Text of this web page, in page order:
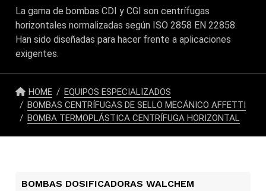
La gama de bombas CDI y CGI son centrífugas
horizontales normalizadas según ISO 2858 EN 22858.
Han sido diseñadas para hacer frente a aplicaciones
exigentes.
HOME
EQUIPOS ESPECIALIZADOS
BOMBAS CENTRÍFUGAS DE SELLO MECÁNICO AFFETTI
BOMBA TERMOPLÁSTICA CENTRÍFUGA HORIZONTAL
BOMBAS DOSIFICADORAS WALCHEM